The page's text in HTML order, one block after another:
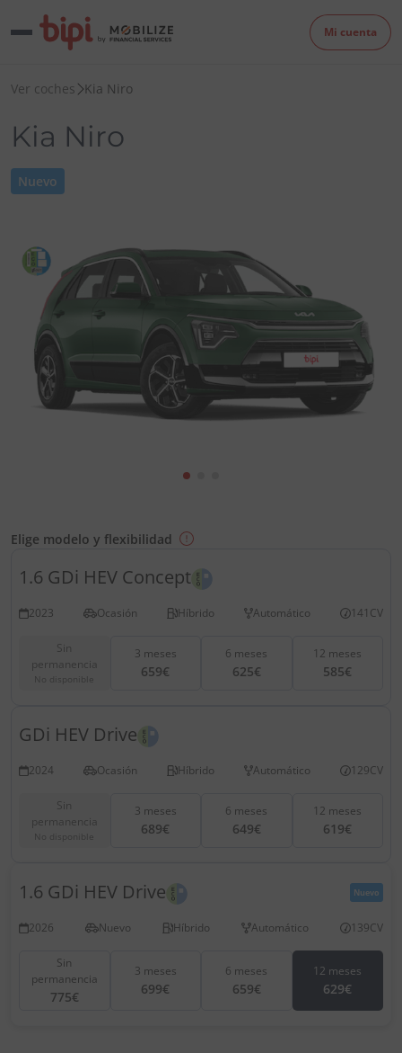
Mi cuenta
Ver coches Kia Niro
Kia Niro
Nuevo
Elige modelo y flexibilidad
1.6 GDi HEV Concept
2023 Ocasión Híbrido Automático 141CV
Sin
permanencia
No disponible
3 meses
659€
6 meses
625€
12 meses
585€
GDi HEV Drive
2024 Ocasión Híbrido Automático 129CV
Sin
permanencia
No disponible
3 meses
689€
6 meses
649€
12 meses
619€
1.6 GDi HEV Drive Nuevo
2026 Nuevo Híbrido Automático 139CV
Sin
permanencia
775€
3 meses
699€
6 meses
659€
12 meses
629€